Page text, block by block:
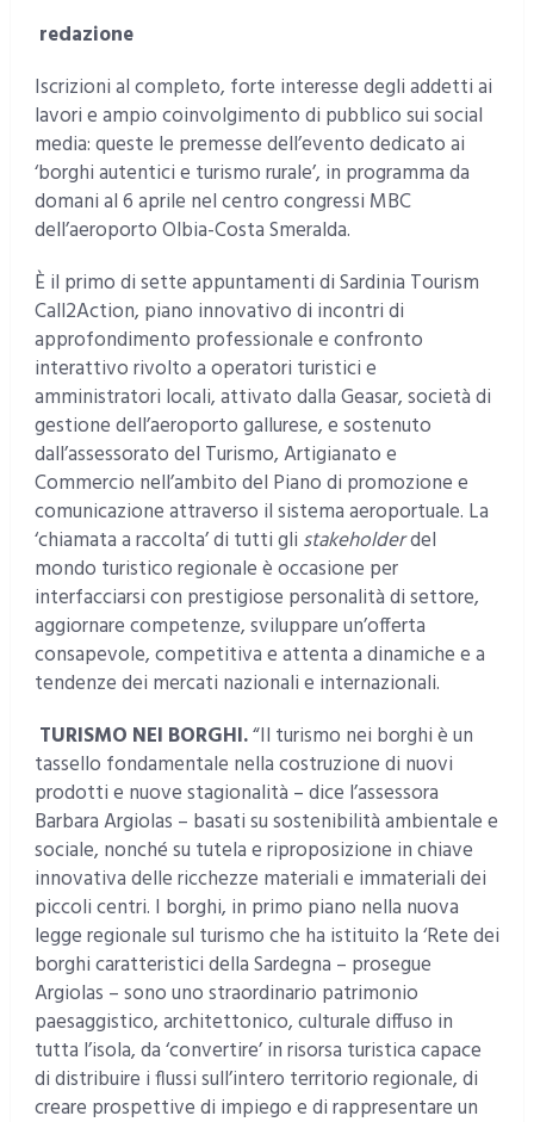
redazione
Iscrizioni al completo, forte interesse degli addetti ai
lavori e ampio coinvolgimento di pubblico sui social
media: queste le premesse dell’evento dedicato ai
‘borghi autentici e turismo rurale’, in programma da
domani al 6 aprile nel centro congressi MBC
dell’aeroporto Olbia-Costa Smeralda.
È il primo di sette appuntamenti di Sardinia Tourism
Call2Action, piano innovativo di incontri di
approfondimento professionale e confronto
interattivo rivolto a operatori turistici e
amministratori locali, attivato dalla Geasar, società di
gestione dell’aeroporto gallurese, e sostenuto
dall’assessorato del Turismo, Artigianato e
Commercio nell’ambito del Piano di promozione e
comunicazione attraverso il sistema aeroportuale. La
‘chiamata a raccolta’ di tutti gli stakeholderdel
mondo turistico regionale è occasione per
interfacciarsi con prestigiose personalità di settore,
aggiornare competenze, sviluppare un’offerta
consapevole, competitiva e attenta a dinamiche e a
tendenze dei mercati nazionali e internazionali.
TURISMO NEI BORGHI.“Il turismo nei borghi è un
tassello fondamentale nella costruzione di nuovi
prodotti e nuove stagionalità – dice l’assessora
Barbara Argiolas – basati su sostenibilità ambientale e
sociale, nonché su tutela e riproposizione in chiave
innovativa delle ricchezze materiali e immateriali dei
piccoli centri. I borghi, in primo piano nella nuova
legge regionale sul turismo che ha istituito la ‘Rete dei
borghi caratteristici della Sardegna – prosegue
Argiolas – sono uno straordinario patrimonio
paesaggistico, architettonico, culturale diffuso in
tutta l’isola, da ‘convertire’ in risorsa turistica capace
di distribuire i flussi sull’intero territorio regionale, di
creare prospettive di impiego e di rappresentare un